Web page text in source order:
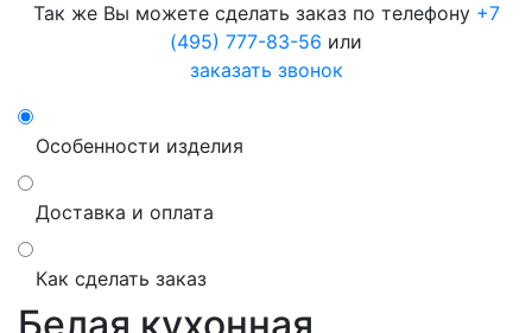
Так же Вы можете сделать заказ по телефону +7
(495) 777-83-56 или
заказать звонок
Особенности изделия
Доставка и оплата
Как сделать заказ